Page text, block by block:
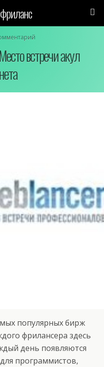
встречи акул
популярных бирж
фрилансера здесь
день появляются
программистов,